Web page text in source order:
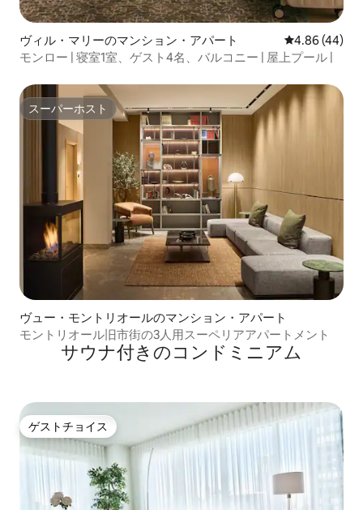
ヴィル・マリーのマンション・アパート レビュー44
4.86 (44)
モンロー | 寝室1室、ゲスト4名、バルコニー | 屋上プール |
スーパーホスト
スーパーホスト
ヴュー・モントリオールのマンション・アパート
モントリオール旧市街の3人用スーペリアアパートメント
サウナ付きのコンドミニアム
ゲストチョイス
ゲストチョイス